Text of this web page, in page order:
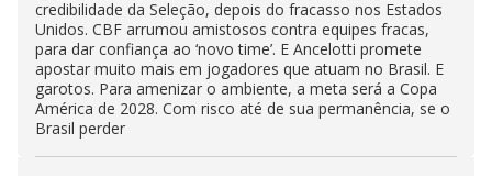
credibilidade da Seleção, depois do fracasso nos Estados
Unidos. CBF arrumou amistosos contra equipes fracas,
para dar confiança ao ‘novo time’. E Ancelotti promete
apostar muito mais em jogadores que atuam no Brasil. E
garotos. Para amenizar o ambiente, a meta será a Copa
América de 2028. Com risco até de sua permanência, se o
Brasil perder